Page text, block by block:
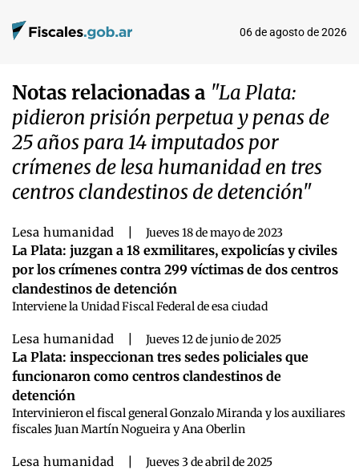
06 de agosto de 2026
Notas relacionadas a "La Plata:
pidieron prisión perpetua y penas de
25 años para 14 imputados por
crímenes de lesa humanidad en tres
centros clandestinos de detención"
Lesa humanidad Jueves 18 de mayo de 2023
La Plata: juzgan a 18 exmilitares, expolicías y civiles
por los crímenes contra 299 víctimas de dos centros
clandestinos de detención
Interviene la Unidad Fiscal Federal de esa ciudad
Lesa humanidad Jueves 12 de junio de 2025
La Plata: inspeccionan tres sedes policiales que
funcionaron como centros clandestinos de
detención
Intervinieron el fiscal general Gonzalo Miranda y los auxiliares
fiscales Juan Martín Nogueira y Ana Oberlin
Lesa humanidad Jueves 3 de abril de 2025